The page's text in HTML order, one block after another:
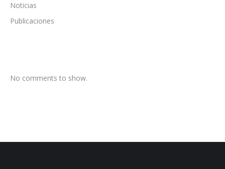
Noticias
Publicaciones
No comments to show.